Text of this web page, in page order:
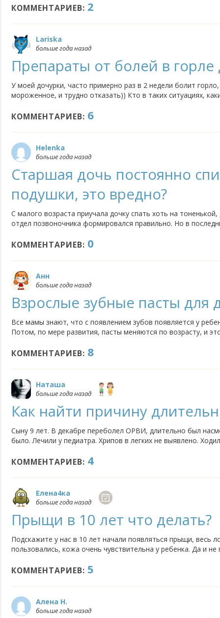
КОММЕНТАРИЕВ: 2
Lariska
больше года назад
Препараты от болей в горле
У моей дочурки, часто примерно раз в 2 недели болит
мороженное, и трудно отказать)) Кто в таких ситуациях,
КОММЕНТАРИЕВ: 6
Helenka
больше года назад
Старшая дочь постоянно
подушки, это вредно?
С малого возраста приучала дочку спать хоть на
отдел позвоночника формировался правильно. Но в
через 5-10 минут, подушка оказывается уже на полу, а дочь...
КОММЕНТАРИЕВ: 0
Анн
больше года назад
Взрослые зубные пасты для
Все мамы знают, что с появлением зубов появляется у
Потом, по мере развития, пасты меняются по возрасту, и
любят чистить свои зубки пастами с изображением
КОММЕНТАРИЕВ: 8
Наташа
больше года назад
Как найти причину
Сыну 9 лет. В декабре переболел ОРВИ, длительно был
было. Лечили у педиатра. Хрипов в легких не выявлено.
нас, выписала в школу. После 3 дня походов в школу, у...
КОММЕНТАРИЕВ: 4
Елена4ка
больше года назад
Прыщи в 10 лет что делать?
Подскажите у нас в 10 лет начали появляться прыщи, весь
пользовались, кожа очень чувствительна у ребенка. Да и
само пройдет не надо трогать. Просто мне кажется рано
КОММЕНТАРИЕВ: 5
Алена Н.
больше года назад